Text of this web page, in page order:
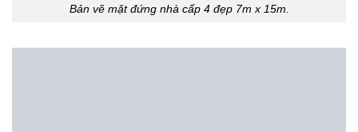
Bản vẽ mặt đứng nhà cấp 4 đẹp 7m x 15m.